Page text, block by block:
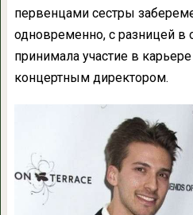
первенцами сестры
одновременно, с разницей в
принимала участие в
концертным директором.